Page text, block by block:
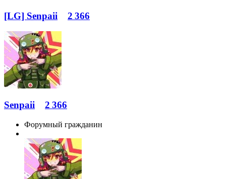
[LG] Senpaii 2 366
Senpaii 2 366
Форумный гражданин